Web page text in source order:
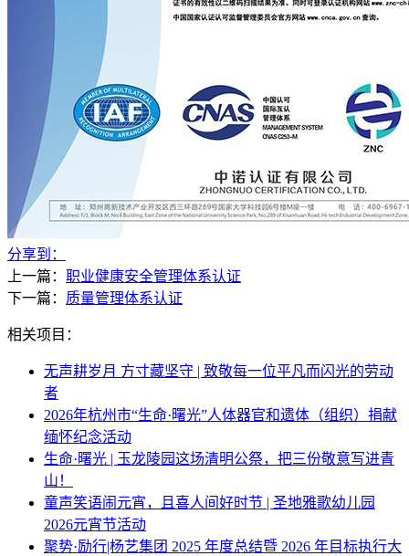
分享到：
上一篇： 职业健康安全管理体系认证
下一篇： 质量管理体系认证
相关项目：
无声耕岁月 方寸藏坚守 | 致敬每一位平凡而闪光的劳动
者
2026年杭州市“生命·曙光”人体器官和遗体（组织）捐献
缅怀纪念活动
生命·曙光 | 玉龙陵园这场清明公祭，把三份敬意写进青
山！
童声笑语闹元宵，且喜人间好时节 | 圣地雅歌幼儿园
2026元宵节活动
聚势·励行|杨艺集团 2025 年度总结暨 2026 年目标执行大